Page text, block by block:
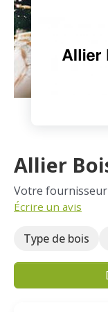
BLOG
ESPACE PRO
Allier
Votre
Écrire un avis
Type de bois